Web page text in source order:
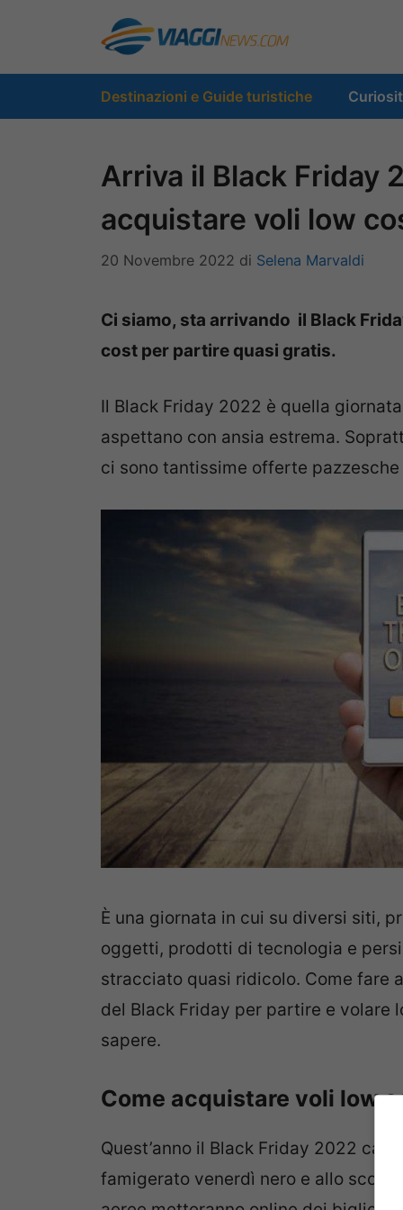
contenuto
Destinazioni e Guide turistiche
Arriva il Black Friday
acquistare voli low
20 Novembre 2022 di Selena Marvaldi
Ci siamo, sta arrivando il Black
cost per partire quasi gratis.
Il Black Friday 2022 è quella
aspettano con ansia estrema.
ci sono tantissime offerte
È una giornata in cui su diversi siti,
oggetti, prodotti di tecnologia e
stracciato quasi ridicolo. Come fare
del Black Friday per partire e volare
sapere.
Come acquistare voli low
Quest’anno il Black Friday 2022
famigerato venerdì nero e allo